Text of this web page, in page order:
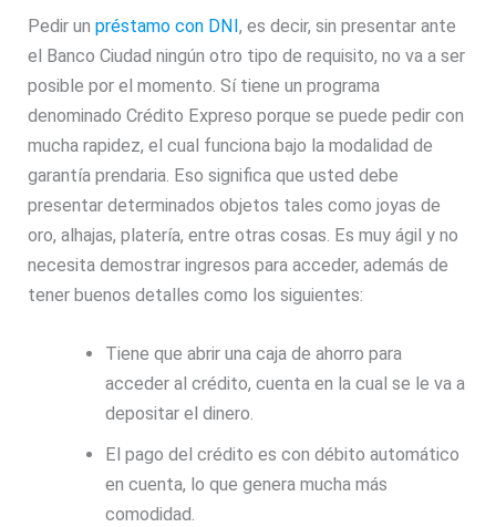
Pedir unpréstamo con DNI, es decir, sin presentar ante
el Banco Ciudad ningún otro tipo de requisito, no va a ser
posible por el momento. Sí tiene un programa
denominado Crédito Expreso porque se puede pedir con
mucha rapidez, el cual funciona bajo la modalidad de
garantía prendaria. Eso significa que usted debe
presentar determinados objetos tales como joyas de
oro, alhajas, platería, entre otras cosas. Es muy ágil y no
necesita demostrar ingresos para acceder, además de
tener buenos detalles como los siguientes:
Tiene que abrir una caja de ahorro para
acceder al crédito, cuenta en la cual se le va a
depositar el dinero.
El pago del crédito es con débito automático
en cuenta, lo que genera mucha más
comodidad.